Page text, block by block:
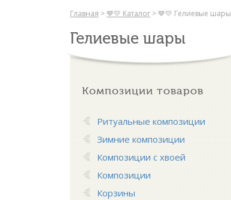
Главная > 💙💛 Каталог > 💙💛 Гелиевые шары
Гелиевые шары
Композиции товаров
Ритуальные композиции
Зимние композиции
Композиции с хвоей
Композиции
Корзины